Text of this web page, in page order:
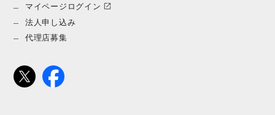
マイページログイン
法人申し込み
代理店募集